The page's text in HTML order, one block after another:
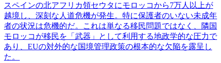
スペインの北アフリカ領セウタにモロッコから7万人以上が
越境し、深刻な人道危機が発生。特に保護者のいない未成年
者の状況は危機的だ。これは単なる移民問題ではなく、隣国
モロッコが移民を「武器」として利用する地政学的な圧力で
あり、EUの対外的な国境管理政策の根本的な欠陥を露呈し
た。